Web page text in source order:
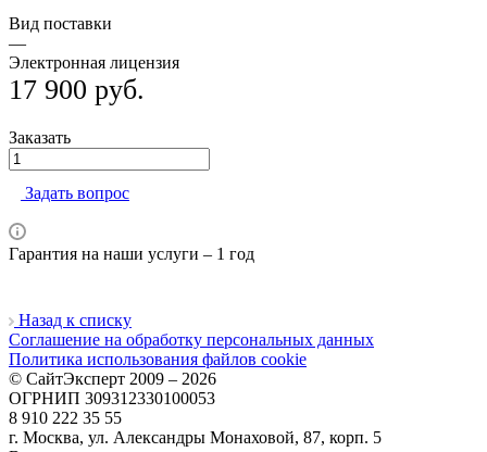
Вид поставки
—
Электронная лицензия
17 900 руб.
Заказать
Задать вопрос
Гарантия на наши услуги – 1 год
Назад к списку
Соглашение на обработку персональных данных
Политика использования файлов cookie
© СайтЭксперт 2009 – 2026
ОГРНИП 309312330100053
8 910 222 35 55
г. Москва, ул. Александры Монаховой, 87, корп. 5